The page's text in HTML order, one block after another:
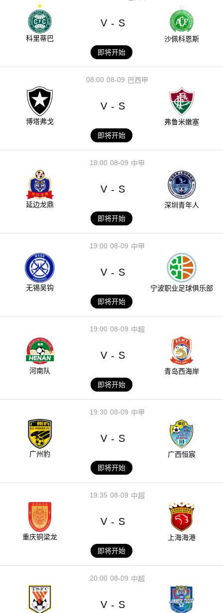
科里蒂巴
V - S
沙佩科恩斯
即将开始
08-09
08:00 巴西甲
博塔弗戈
V - S
弗鲁米嫩塞
即将开始
08-09
18:00 中甲
延边龙鼎
V - S
深圳青年人
即将开始
08-09
19:00 中甲
无锡吴钩
V - S
宁波职业足球俱乐部
即将开始
08-09
19:00 中超
河南队
V - S
青岛西海岸
即将开始
08-09
19:30 中甲
广州豹
V - S
广西恒宸
即将开始
08-09
19:35 中超
重庆铜梁龙
V - S
上海海港
即将开始
08-09
20:00 中超
V - S